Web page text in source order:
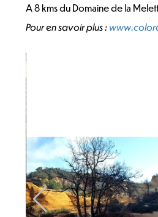
A 8 kms du Domaine de la
Pour en savoir plus :